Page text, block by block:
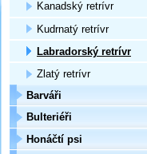
Kanadský retrívr
Kudrnatý retrívr
Labradorský retrívr
Zlatý retrívr
Barváři
Bulteriéři
Honáčtí psi